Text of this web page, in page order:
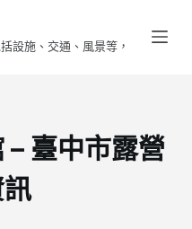
設施、交通、風景等，
– 臺中市露營